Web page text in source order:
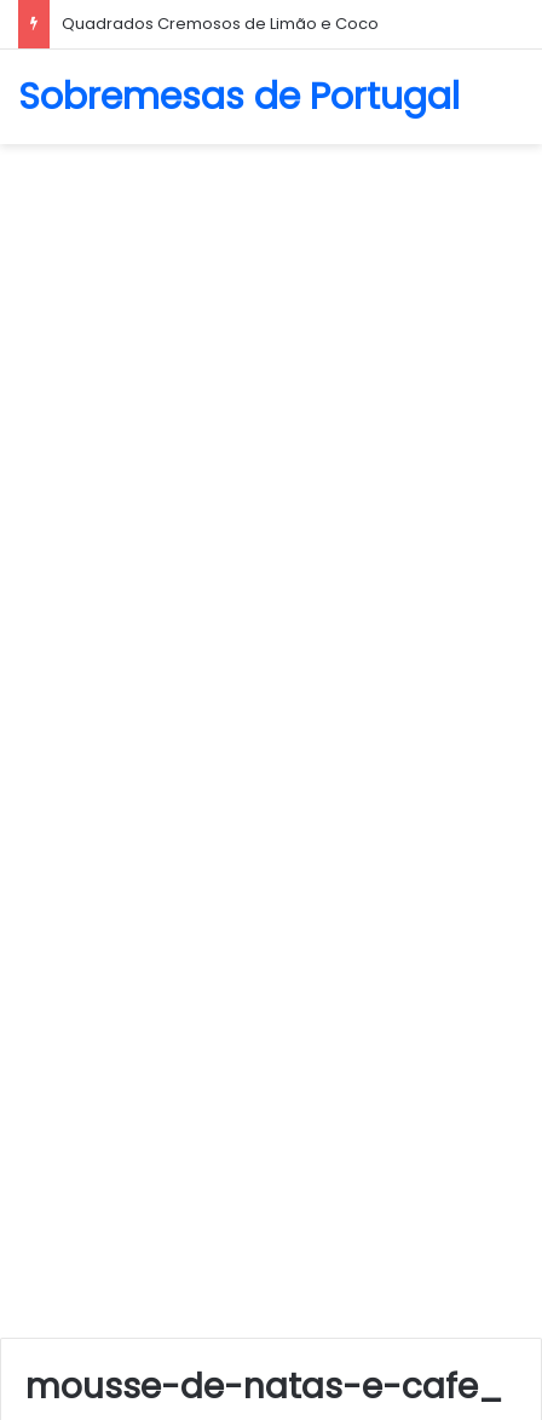
Quadrados Cremosos de Limão e Coco
Sobremesas de Portugal
mousse-de-natas-e-cafe_